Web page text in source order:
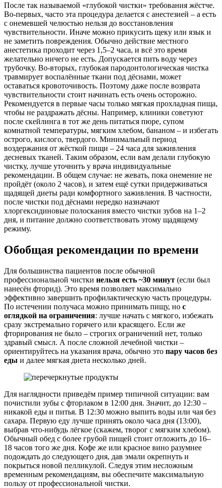
После так называемой «глубокой чистки» требования жёстче.
Во-первых, часто эта процедура делается с анестезией – а есть
с онемевшей челюстью нельзя до восстановления
чувствительности. Иначе можно прикусить щеку или язык и
не заметить повреждения. Обычно действие местного
анестетика проходит через 1,5–2 часа, и всё это время
желательно ничего не есть. Допускается пить воду через
трубочку. Во-вторых, глубокая пародонтологическая чистка
травмирует воспалённые ткани под дёснами, может
оставаться кровоточивость. Поэтому даже после возврата
чувствительности стоит начинать есть очень осторожно.
Рекомендуется в первые часы только мягкая прохладная пища,
чтобы не раздражать дёсны. Например, клиники советуют
после скейлинга в тот же день питаться пюре, супом
комнатной температуры, мягким хлебом, бананом – и избегать
острого, кислого, твердого. Минимальный период
воздержания от жёсткой пищи – 24 часа для заживления
десневых тканей. Таким образом, если вам делали глубокую
чистку, лучше уточнить у врача индивидуальные
рекомендации. В общем случае: не жевать, пока онемение не
пройдёт (около 2 часов), и затем ещё сутки придерживаться
щадящей диеты ради комфортного заживления. В частности,
после чистки под дёснами нередко назначают
хлоргексидиновые полоскания вместо чистки зубов на 1–2
дня, и питание должно соответствовать этому щадящему
режиму.
Обобщая рекомендации по времени
Для большинства пациентов после обычной
профессиональной чистки нельзя есть ~30 минут (если был
нанесён фторид). Это время позволяет максимально
эффективно завершить профилактическую часть процедуры.
По истечении получаса можно принимать пищу, но с
оглядкой на ограничения: лучше начать с мягкого, избежать
сразу экстремально горячего или красящего. Если же
фторирования не было – строгих ограничений нет, только
здравый смысл. А после сложной лечебной чистки –
ориентируйтесь на указания врача, обычно это пару часов без
еды и далее мягкая диета несколько дней.
Для наглядности приведём пример типичной ситуации: вам
почистили зубы с фторлаком в 12:00 дня. Значит, до 12:30 –
никакой еды и питья. В 12:30 можно выпить воды или чая без
сахара. Первую еду лучше принять около часа дня (13:00),
выбрав что-нибудь лёгкое (скажем, творог с мягким хлебом).
Обычный обед с более грубой пищей стоит отложить до 16–
18 часов того же дня. Кофе же или красное вино разумнее
подождать до следующего дня, дав эмали окрепнуть и
покрыться новой пелликулой. Следуя этим несложным
временным рекомендациям, вы обеспечите максимальную
пользу от профессиональной чистки.